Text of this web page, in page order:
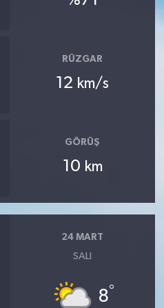
RÜZGAR
12 km/s
GÖRÜŞ
10 km
24 MART
SALI
8°